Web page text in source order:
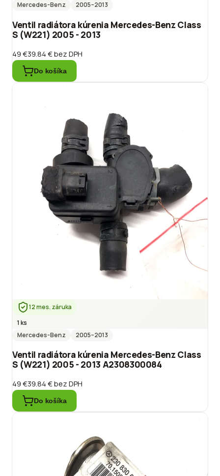
Mercedes-Benz
2005–2013
Ventil radiátora kúrenia Mercedes-Benz Class
S (W221) 2005 - 2013
49 €39.84 €bez DPH
Do košíka
12 mes. záruka
1 ks
Mercedes-Benz
2005–2013
Ventil radiátora kúrenia Mercedes-Benz Class
S (W221) 2005 - 2013 A2308300084
49 €39.84 €bez DPH
Do košíka